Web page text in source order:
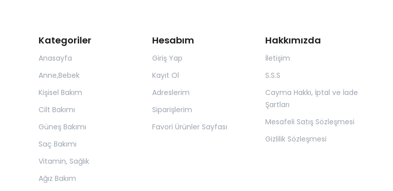
Kategoriler
Anasayfa
Anne,Bebek
Kişisel Bakım
Cilt Bakımı
Güneş Bakımı
Saç Bakımı
Vitamin, Sağlık
Ağız Bakım
Hesabım
Giriş Yap
Kayıt Ol
Adreslerim
Siparişlerim
Favori Ürünler Sayfası
Hakkımızda
İletişim
S.S.S
Cayma Hakkı, İptal ve İade
Şartları
Mesafeli Satış Sözleşmesi
Gizlilik Sözleşmesi